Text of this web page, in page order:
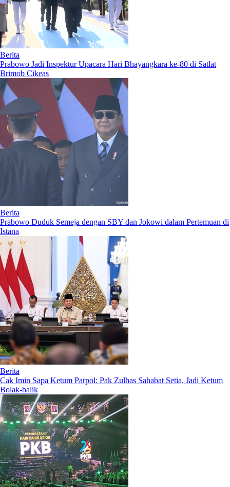
Berita
Prabowo Jadi Inspektur Upacara Hari Bhayangkara ke-80 di Satlat
Brimob Cikeas
Berita
Prabowo Duduk Semeja dengan SBY dan Jokowi dalam Pertemuan di
Istana
Berita
Cak Imin Sapa Ketum Parpol: Pak Zulhas Sahabat Setia, Jadi Ketum
Bolak-balik